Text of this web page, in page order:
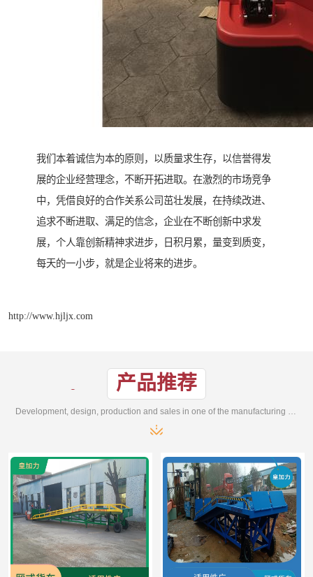
我们本着诚信为本的原则，以质量求生存，以信誉得发
展的企业经营理念，不断开拓进取。在激烈的市场竞争
中，凭借良好的合作关系公司茁壮发展，在持续改进、
追求不断进取、满足的信念，企业在不断创新中求发
展，个人靠创新精神求进步，日积月累，量变到质变，
每天的一小步，就是企业将来的进步。
http://www.hjljx.com
产品推荐